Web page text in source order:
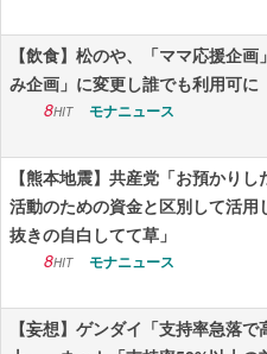
【飲食】松のや、「ママ応援企
み企画」に変更し誰でも利用可に
8HIT モナニュース
【熊本地震】共産党「お預かり
活動のための資金と区別して活
抜きの自白してて草」
8HIT モナニュース
【妄想】ゲンダイ「支持率急落